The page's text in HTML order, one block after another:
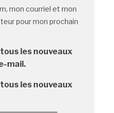
mon courriel et mon
pour mon prochain
les nouveaux
mail.
les nouveaux